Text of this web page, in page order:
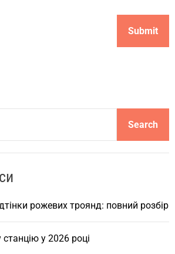
Search
рожевих троянд: повний розбір
у 2026 році